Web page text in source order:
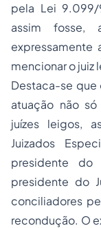
pela Lei 9.099/
assim fosse,
expressamente
mencionar o juiz
Destaca-se que
atuação não
juízes leigos,
Juizados
presidente do
presidente do
conciliadores
recondução. O